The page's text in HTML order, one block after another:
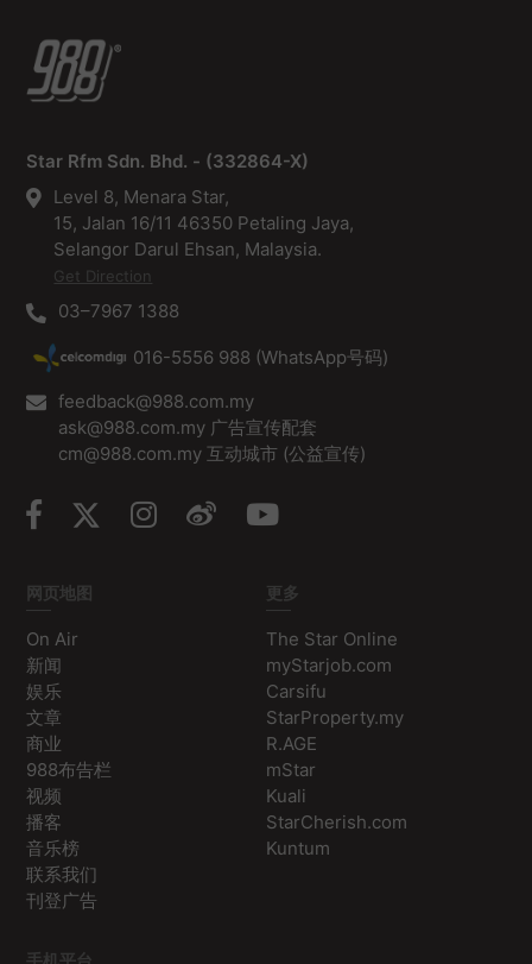
Star Rfm Sdn. Bhd. - (332864-X)
Level 8, Menara Star,
15, Jalan 16/11 46350 Petaling Jaya,
Selangor Darul Ehsan, Malaysia.
Get Direction
03–7967 1388
016-5556 988 (WhatsApp号码)
feedback@988.com.my
ask@988.com.my 广告宣传配套
cm@988.com.my 互动城市 (公益宣传)
网页地图
On Air
新闻
娱乐
文章
商业
988布告栏
视频
播客
音乐榜
联系我们
刊登广告
更多
The Star Online
myStarjob.com
Carsifu
StarProperty.my
R.AGE
mStar
Kuali
StarCherish.com
Kuntum
手机平台